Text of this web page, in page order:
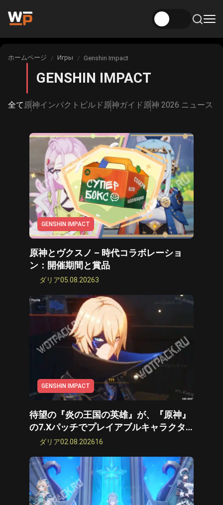
ニュース
原神ニュース
ニュース 本海：スターレール
ニュース Zenless Zone Zero
Genshin Impact
ネバーネスからエバーネスへ
ゴシック1リメイク
アークナイツ：エンドフィールド
クリムゾンデザート
ゼンレスゾーンゼロ
キングダム カム: 救出 2
Path of Exile 2
Hogwarts Legacy
Cyberpunk 2077
すべてのゲーム
ビルド
Honkai: スターレールビルド
Zenless Zone Zero ビルド
永遠から永遠へ築く
嵐の波のビルド
サイバーパンク 2077 ビルド
Path of Exile 2 ビルド
評価
アニメ
映画とシリーズ
あなたはここにいますか：
ホームページ Игры Genshin Impact
GENSHIN IMPACT
全て 原神インパクトビルド 原神ガイド 原神 2026 ニュース |
GENSHIN IMPACT
原神とヴクスノ – 時代コラボレーショ
ン：開催期間と賞品
ダリア05.08.20263
GENSHIN IMPACT
待望の『炎の王国の英雄』が、『原神』
の7.Xパッチでプレイアブルキャラクタ
ーになる可能性がある。
ダリア02.08.202616